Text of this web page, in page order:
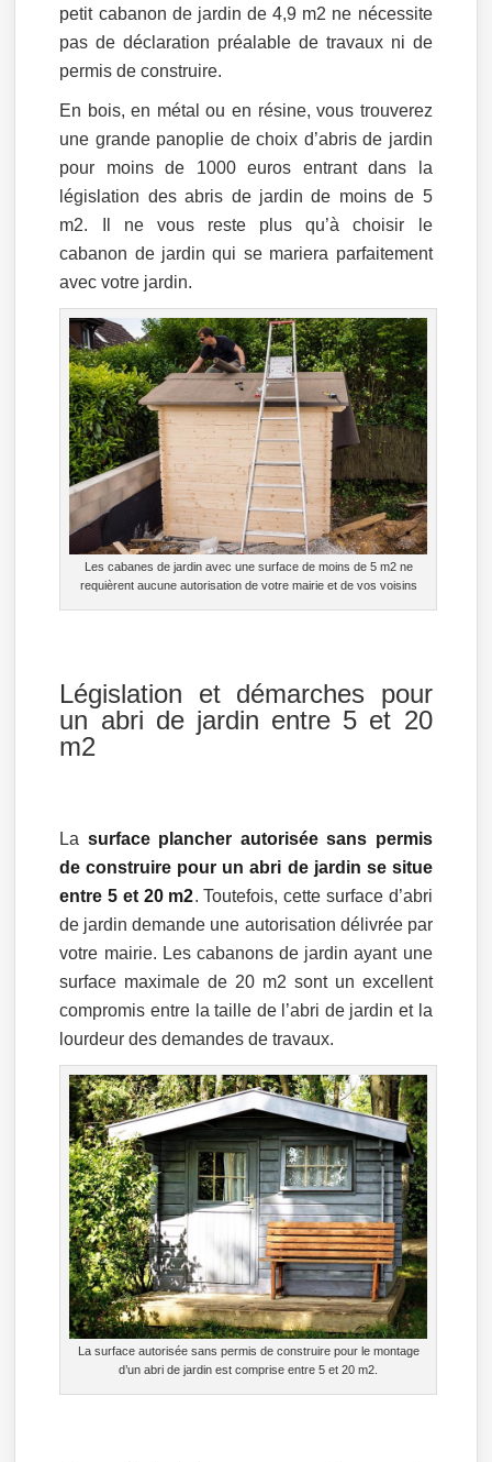
petit cabanon de jardin de 4,9 m2 ne nécessite
pas de déclaration préalable de travaux ni de
permis de construire.
En bois, en métal ou en résine, vous trouverez
une grande panoplie de choix d’abris de jardin
pour moins de 1000 euros entrant dans la
législation des abris de jardin de moins de 5
m2. Il ne vous reste plus qu’à choisir le
cabanon de jardin qui se mariera parfaitement
avec votre jardin.
Les cabanes de jardin avec une surface de moins de 5 m2 ne
requièrent aucune autorisation de votre mairie et de vos voisins
Législation et démarches pour
un abri de jardin entre 5 et 20
m2
La surface plancher autorisée sans permis
de construire pour un abri de jardin se situe
entre 5 et 20 m2. Toutefois, cette surface d’abri
de jardin demande une autorisation délivrée par
votre mairie. Les cabanons de jardin ayant une
surface maximale de 20 m2 sont un excellent
compromis entre la taille de l’abri de jardin et la
lourdeur des demandes de travaux.
La surface autorisée sans permis de construire pour le montage
d’un abri de jardin est comprise entre 5 et 20 m2.